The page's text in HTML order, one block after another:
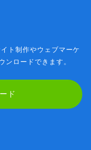
ト制作やウェブマーケ
ンロードできます。
ド